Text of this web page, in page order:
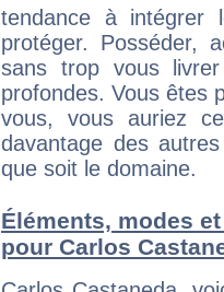
tendance à
protéger. Posséder,
sans trop vous
profondes. Vous êtes
vous, vous auriez
davantage des
que soit le domaine.
Éléments, modes
pour Carlos